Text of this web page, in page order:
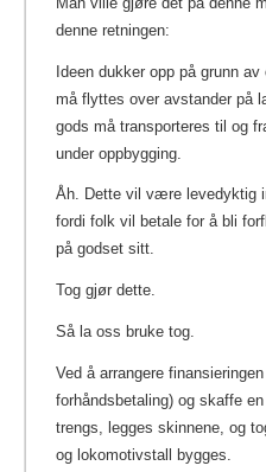
denne retningen:
Ideen dukker opp på grunn
må flyttes over avstander på
gods må transporteres til og
under oppbygging.
Åh. Dette vil være levedyktig
fordi folk vil betale for å bli
på godset sitt.
Tog gjør dette.
Så la oss bruke tog.
Ved å arrangere
forhåndsbetaling) og skaffe
trengs, legges skinnene, og
og lokomotivstall bygges.